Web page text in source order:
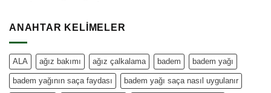
ANAHTAR KELIMELER
ALA ağız bakımı ağız çalkalama badem badem yağı
badem yağının saça faydası badem yağı saça nasıl uygulanır